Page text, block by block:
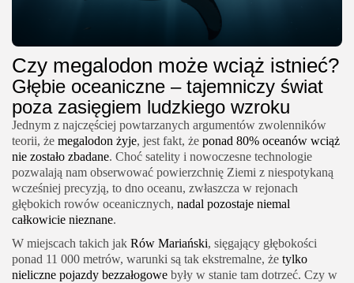
Czy megalodon może wciąż istnieć?
Głębie oceaniczne – tajemniczy świat
poza zasięgiem ludzkiego wzroku
Jednym z najczęściej powtarzanych argumentów zwolenników
teorii, że megalodon żyje, jest fakt, że ponad 80% oceanów wciąż
nie zostało zbadane. Choć satelity i nowoczesne technologie
pozwalają nam obserwować powierzchnię Ziemi z niespotykaną
wcześniej precyzją, to dno oceanu, zwłaszcza w rejonach
głębokich rowów oceanicznych, nadal pozostaje niemal
całkowicie nieznane.
W miejscach takich jak Rów Mariański, sięgający głębokości
ponad 11 000 metrów, warunki są tak ekstremalne, że tylko
nieliczne pojazdy bezzałogowe były w stanie tam dotrzeć. Czy w